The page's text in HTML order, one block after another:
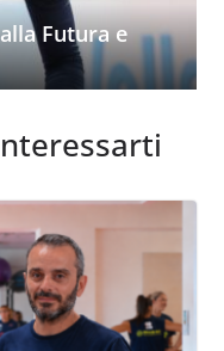
Futura e